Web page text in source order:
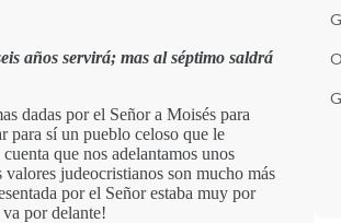
años servirá; mas al séptimo saldrá
dadas por el Señor a Moisés para
para sí un pueblo celoso que le
que nos adelantamos unos
judeocristianos son mucho más
por el Señor estaba muy por
por delante!